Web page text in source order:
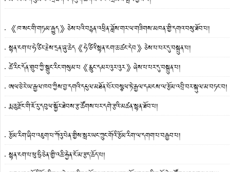
《ཁ་སང་གི་གཏམ་རྒྱུད》ཅེས་པའི་བརྙན་འཕྲིན་ཟློས་གར་ལ་གཟིགས་མཁན་གྱི་དགའ་བསུ་ཐོབ་པ།
སྙན་ངག་པ་ཧེ་ཙིར་རྗེས་དྲན་ཞུ་ཆེད《ཧེ་ཙིའི་སྙན་ངག་ཆ་ཚང་དེབ》ཅེས་པ་པར་དུ་བསྐྲུན་པ།
ཚེ་རིང་དོན་གྲུབ་ཀྱི་སྒྲུང་རིང་གསུམ་པ《རླུང་དམར་འུར་འུར》ཞེས་པ་པར་དུ་བསྐྲུན་པ།
ཨལ་ཅེ་རེ་ཡ་རྒྱལ་ཁབ་ཀྱིས་བྱ་དགའི་དངུལ་མཐོན་པོར་བསྩལ་ཏེ་རྒྱལ་དམངས་ལ་རྩོམ་འབྲི་བར་སྐུལ་མ་བཏང་བ།
རྨ་ཆུ་རྫོང་གི་ཇོ་རུ་དབུལ་སྐྱོར་ཐེབས་རྩ་ཚོགས་པར་དགེ་རྩའི་མཚན་སྙན་ཐོབ་པ།
རྩོམ་རིག་ཞིབ་འཇུག་པ་ཀོའུ་པེན་གྱིས་སླར་ཡང་ཀྲུང་གོའི་རྩོམ་རིག་ལ་དགག་པ་བརྒྱབ་པ།
སྙན་ངག་པ་ཕུ་ཧྲི་ཅེན་གྱི་འཆི་རྐྱེན་ངོ་མ་རྩད་ཆོད་པ།